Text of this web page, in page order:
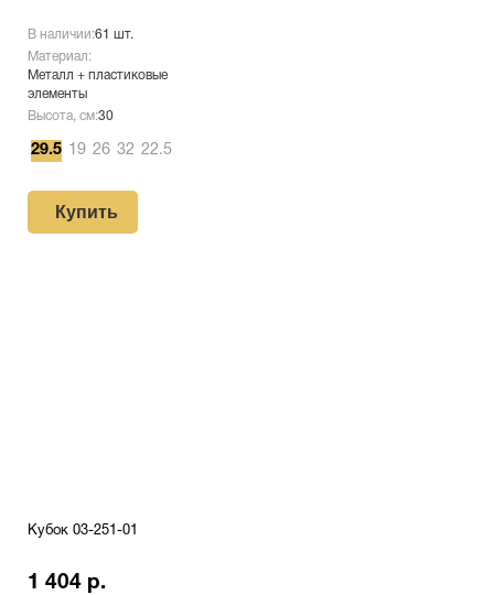
В наличии:61 шт.
Материал:
Металл + пластиковые
элементы
Высота, см:30
29.5 19 26 32 22.5
Купить
Кубок 03-251-01
1 404 р.